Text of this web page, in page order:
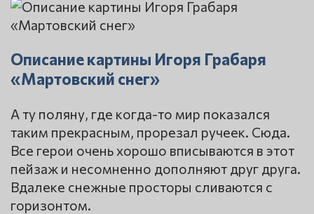
Описание картины Игоря Грабаря
«Мартовский снег»
А ту поляну, где когда-то мир показался
таким прекрасным, прорезал ручеек. Сюда.
Все герои очень хорошо вписываются в этот
пейзаж и несомненно дополняют друг друга.
Вдалеке снежные просторы сливаются с
горизонтом.